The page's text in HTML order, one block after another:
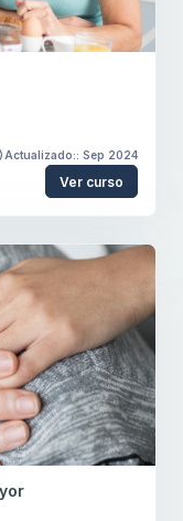
Actualizado:: Sep 2024
Ver curso